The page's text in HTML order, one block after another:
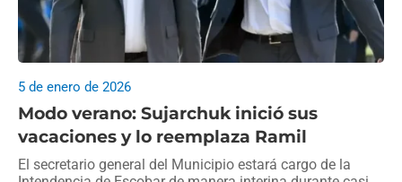
Modo verano: Sujarchuk inició sus
vacaciones y lo reemplaza Ramil
5 de enero de 2026
El secretario general del Municipio estará cargo de la